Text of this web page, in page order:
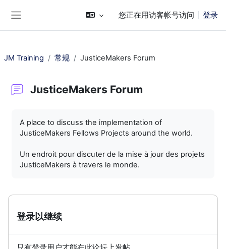
您正在用访客帐号访问 登录
JM Training 常规 JusticeMakers Forum
JusticeMakers Forum
A place to discuss the implementation of
JusticeMakers Fellows Projects around the world.
Un endroit pour discuter de la mise à jour des projets
JusticeMakers à travers le monde.
登录以继续